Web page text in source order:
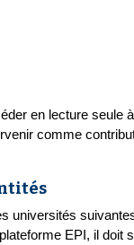
en lecture
comme
universités
EPI, il doit